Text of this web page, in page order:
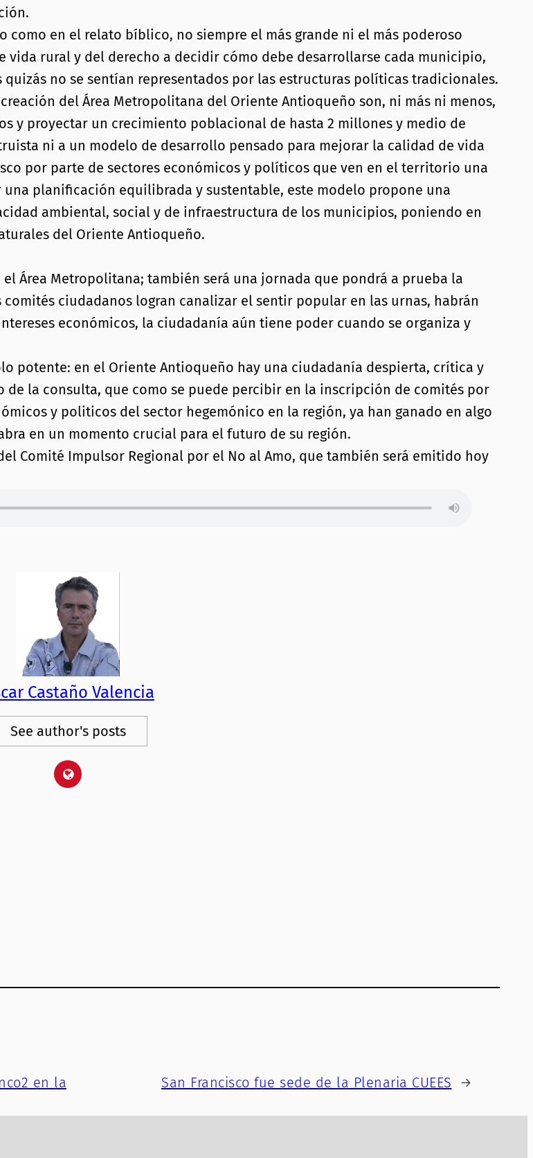
como en el relato bíblico, no siempre el más grande ni el más poderoso
rural y del derecho a decidir cómo debe desarrollarse cada municipio,
no se sentían representados por las estructuras políticas tradicionales.
del Área Metropolitana del Oriente Antioqueño son, ni más ni menos,
y proyectar un crecimiento poblacional de hasta 2 millones y medio de
ni a un modelo de desarrollo pensado para mejorar la calidad de vida
por parte de sectores económicos y políticos que ven en el territorio una
planificación equilibrada y sustentable, este modelo propone una
ambiental, social y de infraestructura de los municipios, poniendo en
del Oriente Antioqueño.
Área Metropolitana; también será una jornada que pondrá a prueba la
ciudadanos logran canalizar el sentir popular en las urnas, habrán
económicos, la ciudadanía aún tiene poder cuando se organiza y
potente: en el Oriente Antioqueño hay una ciudadanía despierta, crítica y
la consulta, que como se puede percibir en la inscripción de comités por
y politicos del sector hegemónico en la región, ya han ganado en algo
en un momento crucial para el futuro de su región.
Comité Impulsor Regional por el No al Amo, que también será emitido hoy
Castaño Valencia
See author's posts
en la
San Francisco fue sede de la Plenaria CUEES →